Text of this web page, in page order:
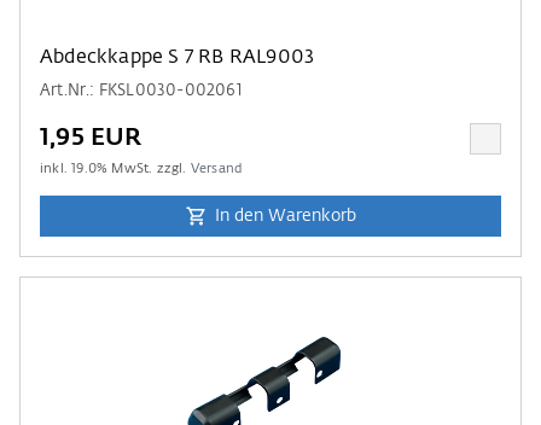
Abdeckkappe S 7 RB RAL9003
Art.Nr.: FKSL0030-002061
1,95 EUR
inkl.19.0% MwSt. zzgl. Versand
In den Warenkorb